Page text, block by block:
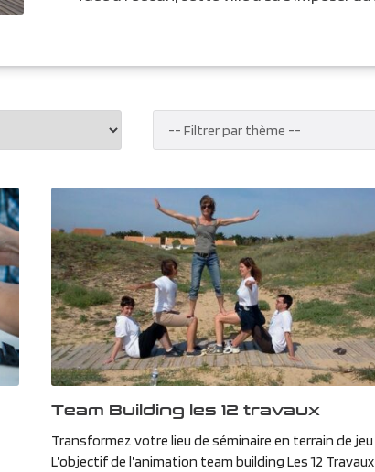
Team Building les 12 travaux
Transformez votre lieu de séminaire en terrain de jeu
L’objectif de l’animation team building Les 12